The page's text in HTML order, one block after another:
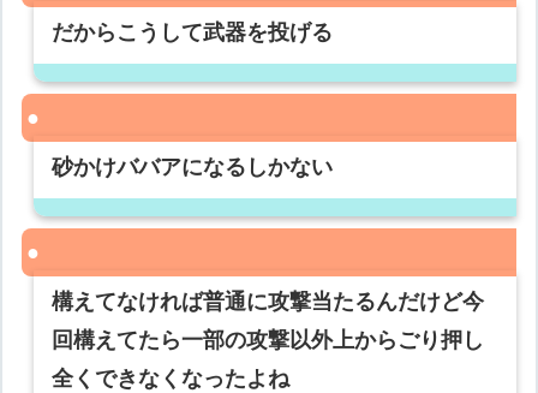
だからこうして武器を投げる
砂かけババアになるしかない
構えてなければ普通に攻撃当たるんだけど今
回構えてたら一部の攻撃以外上からごり押し
全くできなくなったよね